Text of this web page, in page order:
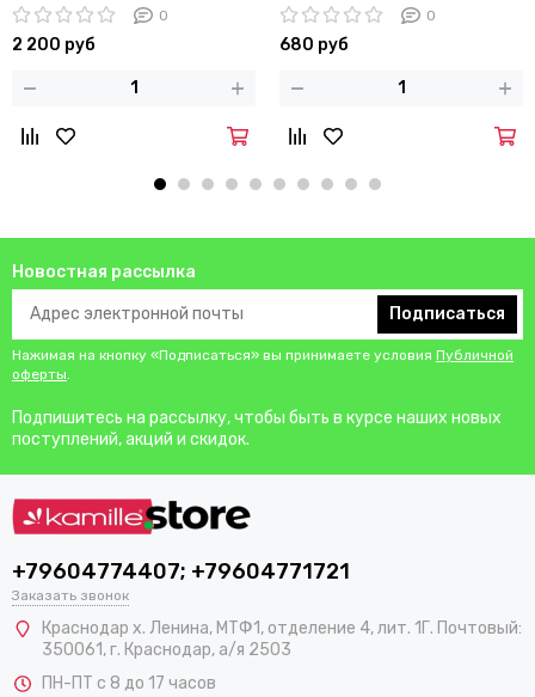
из нержавеющей стали и
пластика
0
2 200 руб
из пластика
0
680 руб
Новостная рассылка
Подписаться
Нажимая на кнопку «Подписаться» вы принимаете условия Публичной
оферты.
Подпишитесь на рассылку, чтобы быть в курсе наших новых
поступлений, акций и скидок.
+79604774407; +79604771721
Заказать звонок
Краснодар х. Ленина, МТФ1, отделение 4, лит. 1Г. Почтовый:
350061, г. Краснодар, а/я 2503
ПН-ПТ с 8 до 17 часов